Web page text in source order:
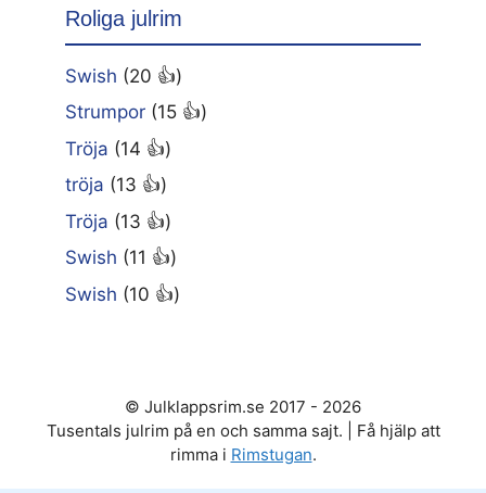
Roliga julrim
Swish (20 👍)
Strumpor (15 👍)
Tröja (14 👍)
tröja (13 👍)
Tröja (13 👍)
Swish (11 👍)
Swish (10 👍)
© Julklappsrim.se 2017 - 2026
Tusentals julrim på en och samma sajt. | Få hjälp att
rimma i Rimstugan.